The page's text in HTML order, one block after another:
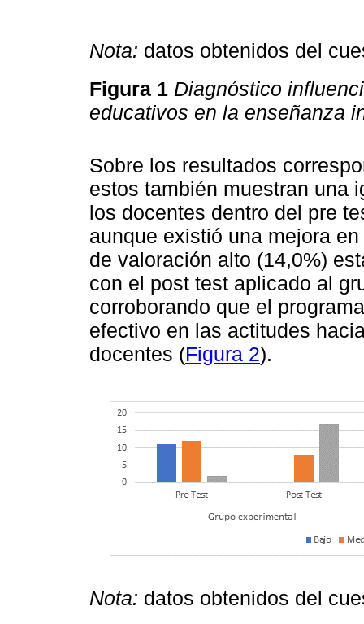
Nota: datos obtenidos del
Figura 1 Diagnóstico
educativos en la enseñanza
Sobre los resultados
estos también muestran una
los docentes dentro del pre
aunque existió una mejora
de valoración alto (14,0%)
con el post test aplicado al
corroborando que el
efectivo en las actitudes
docentes (Figura 2).
Nota: datos obtenidos del